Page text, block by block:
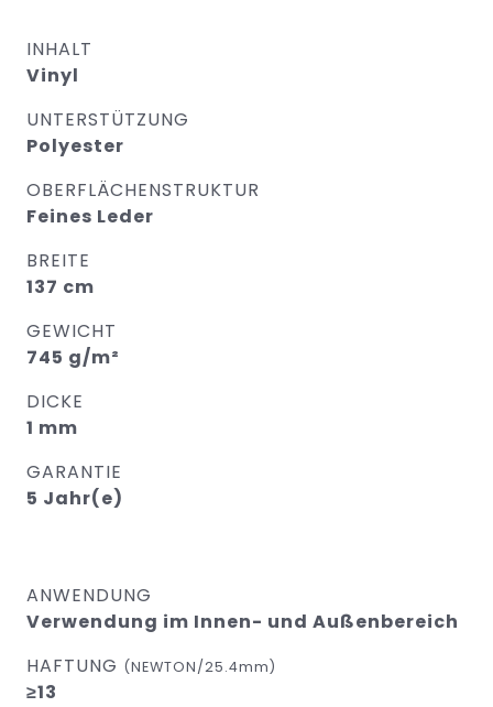
INHALT
Vinyl
UNTERSTÜTZUNG
Polyester
OBERFLÄCHENSTRUKTUR
Feines Leder
BREITE
137 cm
GEWICHT
745 g/m²
DICKE
1 mm
GARANTIE
5 Jahr(e)
ANWENDUNG
Verwendung im Innen- und Außenbereich
HAFTUNG (NEWTON/25.4mm)
≥13